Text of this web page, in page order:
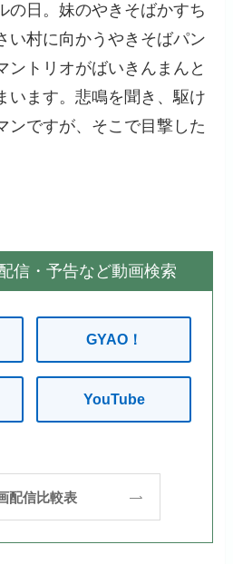
の日。妹のやきそばかすち
い村に向かうやきそばパン
ントリオがばいきんまんと
います。悲鳴を聞き、駆け
ンですが、そこで目撃した
信・予告など動画検索
GYAO！
YouTube
配信比較表